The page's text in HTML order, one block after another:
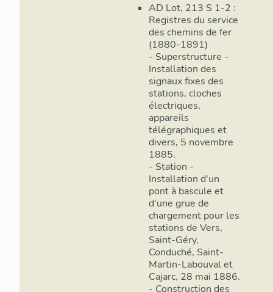
AD Lot, 213 S 1-2 :
Registres du service
des chemins de fer
(1880-1891)
- Superstructure -
Installation des
signaux fixes des
stations, cloches
électriques,
appareils
télégraphiques et
divers, 5 novembre
1885.
- Station -
Installation d'un
pont à bascule et
d'une grue de
chargement pour les
stations de Vers,
Saint-Géry,
Conduché, Saint-
Martin-Labouval et
Cajarc, 28 mai 1886.
- Construction des